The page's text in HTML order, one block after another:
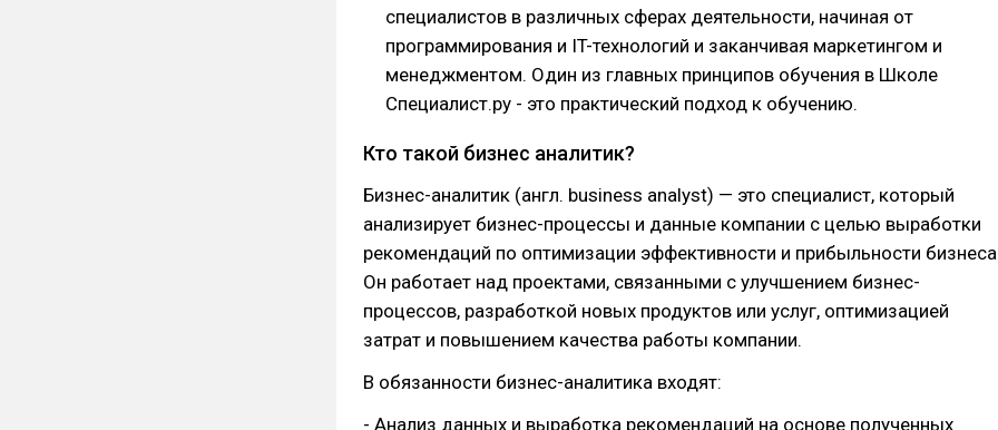
специалистов в различных сферах деятельности, начиная от
программирования и IT-технологий и заканчивая маркетингом и
менеджментом. Один из главных принципов обучения в Школе
Специалист.ру - это практический подход к обучению.
Кто такой бизнес аналитик?
Бизнес-аналитик (англ. business analyst) — это специалист, который
анализирует бизнес-процессы и данные компании с целью выработки
рекомендаций по оптимизации эффективности и прибыльности
Он работает над проектами, связанными с улучшением бизнес-
процессов, разработкой новых продуктов или услуг, оптимизацией
затрат и повышением качества работы компании.
В обязанности бизнес-аналитика входят:
- Анализ данных и выработка рекомендаций на основе полученных